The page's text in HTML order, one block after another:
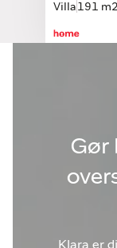
Villa 191 m2
Gør
Klara er